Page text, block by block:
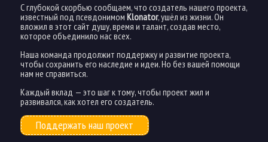
С глубокой скорбью сообщаем, что создатель нашего проекта,
известный под псевдонимом Klonator, ушёл из жизни. Он
вложил в этот сайт душу, время и талант, создав место,
которое объединило нас всех.
Наша команда продолжит поддержку и развитие проекта,
чтобы сохранить его наследие и идеи. Но без вашей помощи
нам не справиться.
Каждый вклад — это шаг к тому, чтобы проект жил и
развивался, как хотел его создатель.
Поддержать наш проект